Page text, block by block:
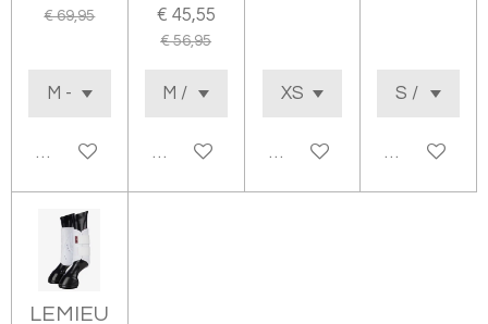
€ 69,95
In winkelwagen
€ 45,55
€ 56,95
In winkelwagenIn winkelwagenIn
LEMIEU